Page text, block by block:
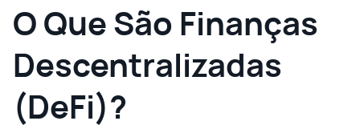
O Que São Finanças
Descentralizadas
(DeFi)?